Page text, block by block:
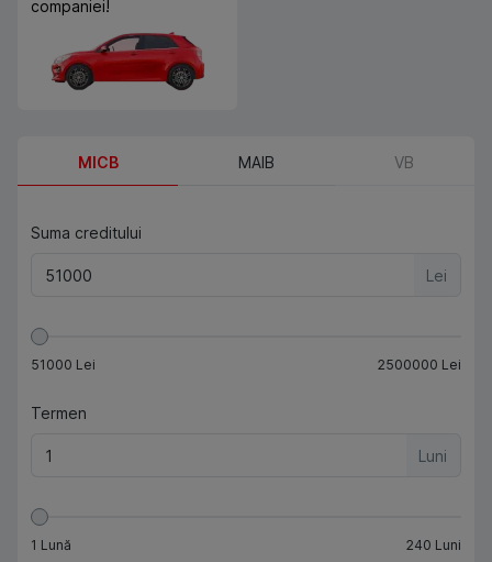
companiei!
MICB MAIB VB
Suma creditului
Lei
51000 Lei 2500000 Lei
Termen
Luni
1 Lună 240 Luni